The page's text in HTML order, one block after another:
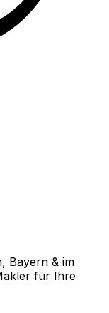
Bayern & im
für Ihre